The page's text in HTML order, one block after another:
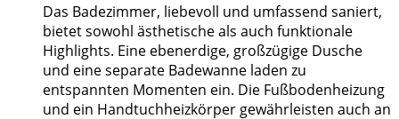
Das Badezimmer, liebevoll und umfassend saniert,
bietet sowohl ästhetische als auch funktionale
Highlights. Eine ebenerdige, großzügige Dusche
und eine separate Badewanne laden zu
entspannten Momenten ein. Die Fußbodenheizung
und ein Handtuchheizkörper gewährleisten auch an